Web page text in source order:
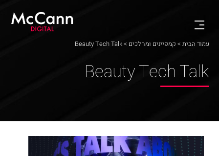
עמוד הבית > קמפיינים ומהלכים > Beauty Tech Talk
Beauty Tech Talk